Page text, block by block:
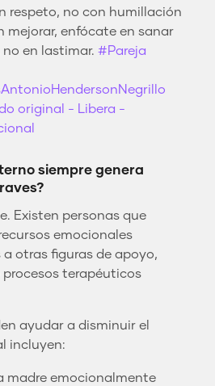
respeto, no con humillación
mejorar, enfócate en sanar
en lastimar. #Pareja
original - Libera -
siempre genera
Existen personas que
emocionales
otras figuras de apoyo,
procesos terapéuticos
ayudar a disminuir el
incluyen:
madre emocionalmente